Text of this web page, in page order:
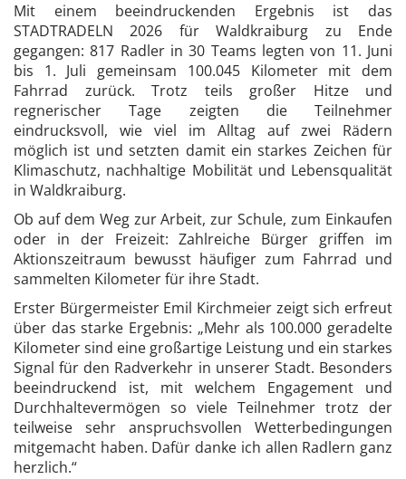
Mit einem beeindruckenden Ergebnis ist das
STADTRADELN 2026 für Waldkraiburg zu Ende
gegangen: 817 Radler in 30 Teams legten von 11. Juni
bis 1. Juli gemeinsam 100.045 Kilometer mit dem
Fahrrad zurück. Trotz teils großer Hitze und
regnerischer Tage zeigten die Teilnehmer
eindrucksvoll, wie viel im Alltag auf zwei Rädern
möglich ist und setzten damit ein starkes Zeichen für
Klimaschutz, nachhaltige Mobilität und Lebensqualität
in Waldkraiburg.
Ob auf dem Weg zur Arbeit, zur Schule, zum Einkaufen
oder in der Freizeit: Zahlreiche Bürger griffen im
Aktionszeitraum bewusst häufiger zum Fahrrad und
sammelten Kilometer für ihre Stadt.
Erster Bürgermeister Emil Kirchmeier zeigt sich erfreut
über das starke Ergebnis: „Mehr als 100.000 geradelte
Kilometer sind eine großartige Leistung und ein starkes
Signal für den Radverkehr in unserer Stadt. Besonders
beeindruckend ist, mit welchem Engagement und
Durchhaltevermögen so viele Teilnehmer trotz der
teilweise sehr anspruchsvollen Wetterbedingungen
mitgemacht haben. Dafür danke ich allen Radlern ganz
herzlich.“